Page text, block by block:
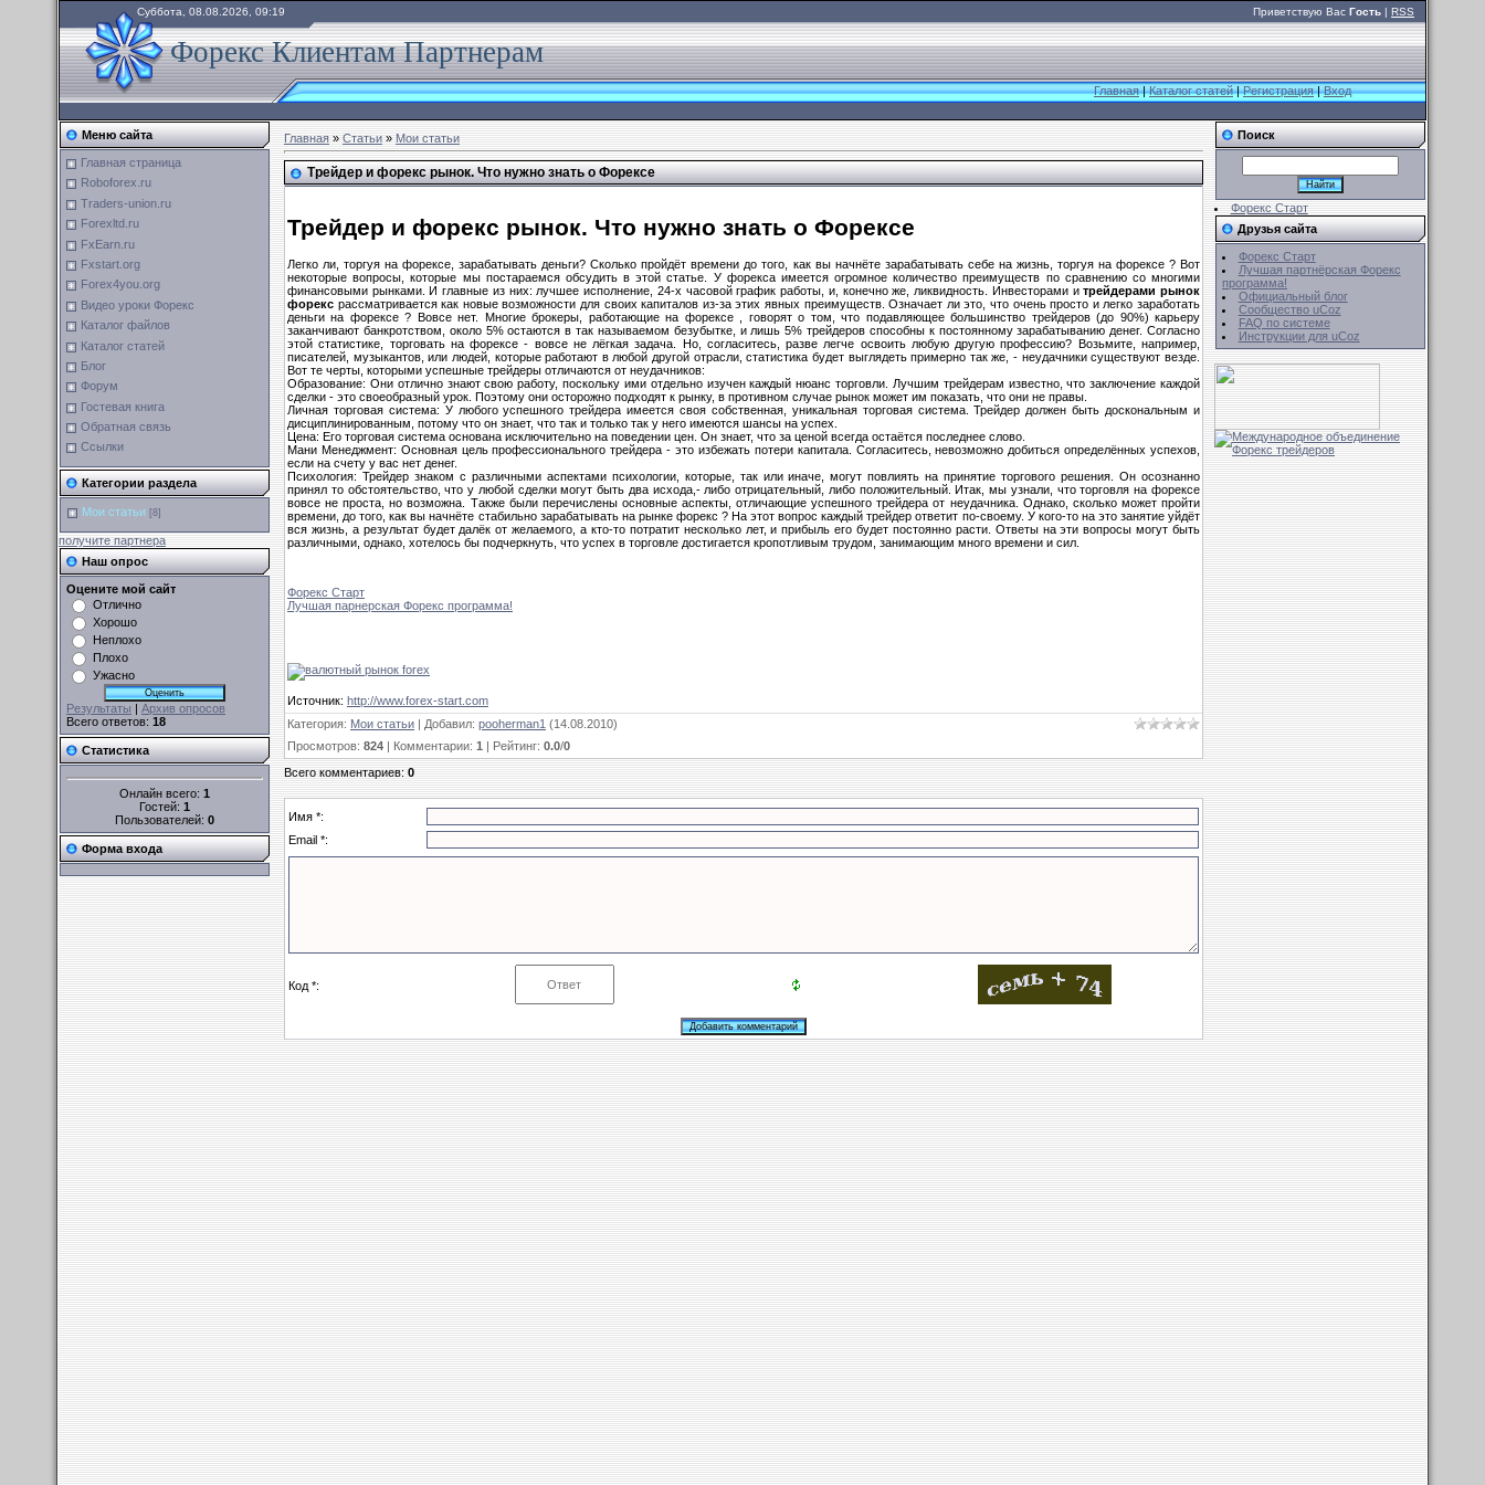
Суббота, 08.08.2026, 09:19 Приветствую Вас Гость | RSS
Форекс Клиентам Партнерам
Главная|Каталог статей|Регистрация|Вход
Меню сайта
Главная страница
Roboforex.ru
Traders-union.ru
Forexltd.ru
FxEarn.ru
Fxstart.org
Forex4you.org
Видео уроки Форекс
Каталог файлов
Каталог статей
Блог
Форум
Гостевая книга
Обратная связь
Ссылки
Категории раздела
Мои статьи [8]
получите партнера
Наш опрос
Оцените мой сайт
Отлично
Хорошо
Неплохо
Плохо
Ужасно
Результаты | Архив опросов
Всего ответов: 18
Статистика
Онлайн всего: 1
Гостей: 1
Пользователей: 0
Форма входа
Главная»Статьи»Мои статьи
Трейдер и форекс рынок. Что нужно знать о Форексе
Трейдер и форекс рынок. Что нужно знать о Форексе
Легко ли, торгуя на форексе, зарабатывать деньги? Сколько пройдёт времени до того, как вы начнёте зарабатывать себе на жизнь, торгуя на форексе ? Вот
некоторые вопросы, которые мы постараемся обсудить в этой статье. У форекса имеется огромное количество преимуществ по сравнению со многими
финансовыми рынками. И главные из них: лучшее исполнение, 24-х часовой график работы, и, конечно же, ликвидность. Инвесторами итрейдерамирынок
форекс рассматривается как новые возможности для своих капиталов из-за этих явных преимуществ. Означает ли это, что очень просто и легко заработать
деньги на форексе ? Вовсе нет. Многие брокеры, работающие на форексе , говорят о том, что подавляющее большинство трейдеров (до 90%) карьеру
заканчивают банкротством, около 5% остаются в так называемом безубытке, и лишь 5% трейдеров способны к постоянному зарабатыванию денег. Согласно
этой статистике, торговать на форексе - вовсе не лёгкая задача. Но, согласитесь, разве легче освоить любую другую профессию? Возьмите, например,
писателей, музыкантов, или людей, которые работают в любой другой отрасли, статистика будет выглядеть примерно так же, - неудачники существуют везде.
Вот те черты, которыми успешные трейдеры отличаются от неудачников:
Образование: Они отлично знают свою работу, поскольку ими отдельно изучен каждый нюанс торговли. Лучшим трейдерам известно, что заключение каждой
сделки - это своеобразный урок. Поэтому они осторожно подходят к рынку, в противном случае рынок может им показать, что они не правы.
Личная торговая система: У любого успешного трейдера имеется своя собственная, уникальная торговая система. Трейдер должен быть доскональным и
дисциплинированным, потому что он знает, что так и только так у него имеются шансы на успех.
Цена: Его торговая система основана исключительно на поведении цен. Он знает, что за ценой всегда остаётся последнее слово.
Мани Менеджмент: Основная цель профессионального трейдера - это избежать потери капитала. Согласитесь, невозможно добиться определённых успехов,
если на счету у вас нет денег.
Психология: Трейдер знаком с различными аспектами психологии, которые, так или иначе, могут повлиять на принятие торгового решения. Он осознанно
принял то обстоятельство, что у любой сделки могут быть два исхода,- либо отрицательный, либо положительный. Итак, мы узнали, что торговля на форексе
вовсе не проста, но возможна. Также были перечислены основные аспекты, отличающие успешного трейдера от неудачника. Однако, сколько может пройти
времени, до того, как вы начнёте стабильно зарабатывать на рынке форекс ? На этот вопрос каждый трейдер ответит по-своему. У кого-то на это занятие уйдёт
вся жизнь, а результат будет далёк от желаемого, а кто-то потратит несколько лет, и прибыль его будет постоянно расти. Ответы на эти вопросы могут быть
различными, однако, хотелось бы подчеркнуть, что успех в торговле достигается кропотливым трудом, занимающим много времени и сил.
Форекс Старт
Лучшая парнерская Форекс программа!
Источник: http://www.forex-start.com
Категория: Мои статьи | Добавил: pooherman1 (14.08.2010)
Просмотров: 824 | Комментарии: 1 | Рейтинг: 0.0/0
Всего комментариев:0
Имя *:
Email *:
Код *:
Поиск
Форекс Старт
Друзья сайта
Форекс Старт
Лучшая партнёрская Форекс
программа!
Официальный блог
Сообщество uCoz
FAQ по системе
Инструкции для uCoz